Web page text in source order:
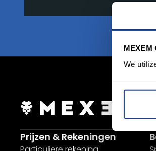
MEXEM
We
Prijzen & Rekeningen